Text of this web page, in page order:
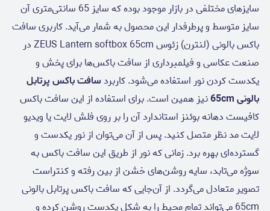
سایزهای مختلفی در بازار موجود بوده که سایز 65 سانتی‌متری آن
سایز متوسط و پرطرفدار این محصول به شمار می‌آید. کاربری سافت
باکس بالونی (لنترن) زئوس ZEUS Lantern softbox 65cm در
صنعت عکاسی و فیلمبرداری از سافت باکس‌ها برای پخش و
یکدست کردن نور استفاده می‌شود. کاربردسافت باکس پرتابل
بالونی 65cm
نیز همین است. برای استفاده از این سافت باکس
کافیست دهانه بوئنز استاندارد آن را بر روی فلش لایت یا ویدیو
لایت مد نظر متصل کنید. پس از آن می‌توان از نور یکدست و
گسترده‌‌ای بهره برد. زمانی که نور از طریق این سافت باکس به
سوژه می‌تابد، سایه روشن‌های خشن از بین رفته و کنتراست
تصویر متعادل می‌گردد. از آن‌جایی که سافت باکس پرتابل بالونی
65cm می‌تواند تمام محیط را به شکل یکدست روشن کرده و